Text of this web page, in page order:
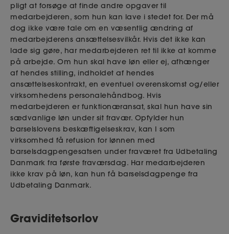
pligt at forsøge at finde andre opgaver til
medarbejderen, som hun kan lave i stedet for. Der må
dog ikke være tale om en væsentlig ændring af
medarbejderens ansættelsesvilkår. Hvis det ikke kan
lade sig gøre, har medarbejderen ret til ikke at komme
på arbejde. Om hun skal have løn eller ej, afhænger
af hendes stilling, indholdet af hendes
ansættelseskontrakt, en eventuel overenskomst og/eller
virksomhedens personalehåndbog. Hvis
medarbejderen er funktionæransat, skal hun have sin
sædvanlige løn under sit fravær. Opfylder hun
barselslovens beskæftigelseskrav, kan I som
virksomhed få refusion for lønnen med
barselsdagpengesatsen under fraværet fra Udbetaling
Danmark fra første fraværsdag. Har medarbejderen
ikke krav på løn, kan hun få barselsdagpenge fra
Udbetaling Danmark.
Graviditetsorlov